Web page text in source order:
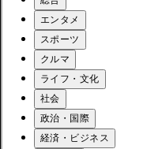
エンタメ
スポーツ
クルマ
ライフ・文化
社会
政治・国際
経済・ビジネス